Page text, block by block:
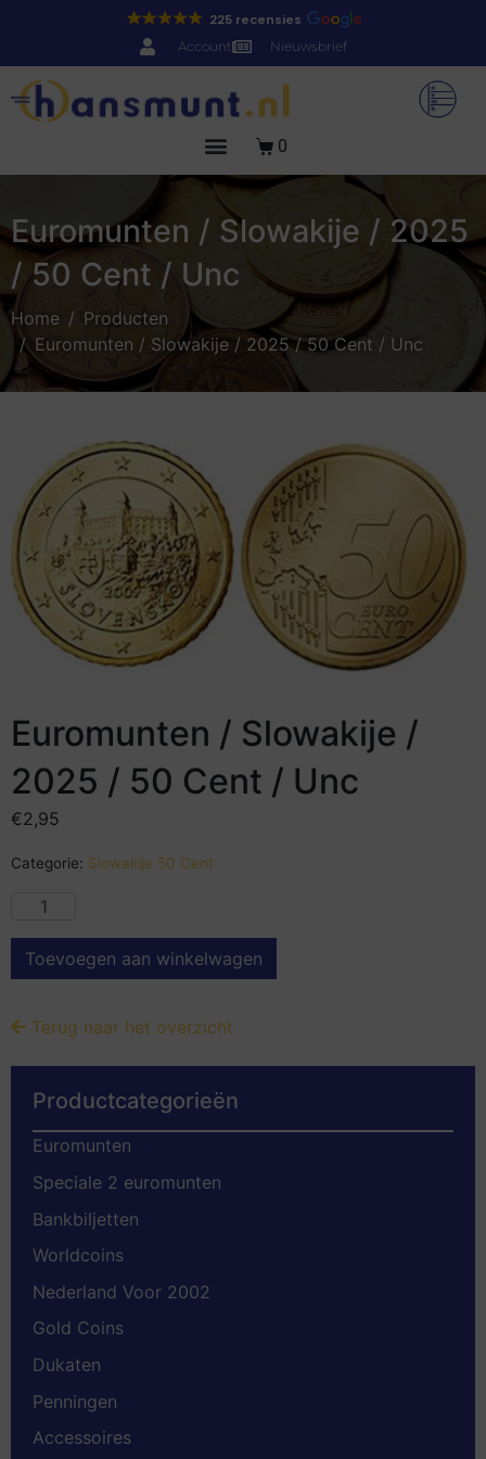
225 recensies
Account Nieuwsbrief
0
Euromunten / Slowakije / 2025
/ 50 Cent / Unc
Home
Producten
Euromunten / Slowakije / 2025 / 50 Cent / Unc
Euromunten / Slowakije /
2025 / 50 Cent / Unc
€2,95
Categorie: Slowakije 50 Cent
Toevoegen aan winkelwagen
Terug naar het overzicht
Productcategorieën
Euromunten
Speciale 2 euromunten
Bankbiljetten
Worldcoins
Nederland Voor 2002
Gold Coins
Dukaten
Penningen
Accessoires